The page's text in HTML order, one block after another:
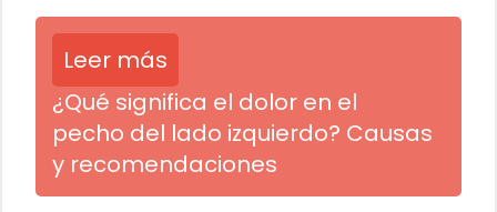
Leer más
¿Qué significa el dolor en el
pecho del lado izquierdo? Causas
y recomendaciones